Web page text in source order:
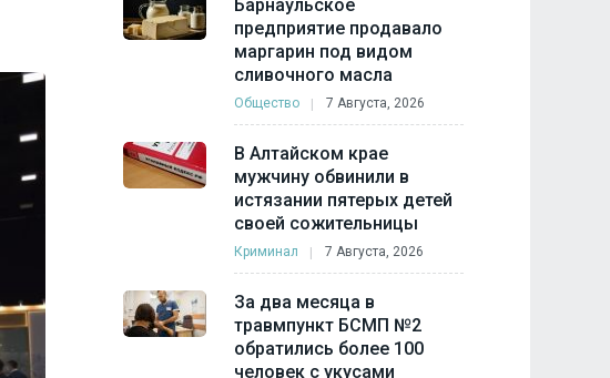
Барнаульское
предприятие продавало
маргарин под видом
сливочного масла
Общество 7 Августа, 2026
В Алтайском крае
мужчину обвинили в
истязании пятерых детей
своей сожительницы
Криминал 7 Августа, 2026
За два месяца в
травмпункт БСМП №2
обратились более 100
человек с укусами